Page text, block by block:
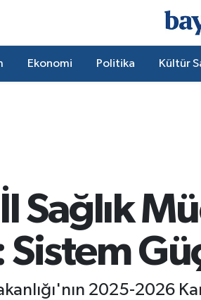
Ekonomi Politika Kültür
Sağlık
Sistem
2025-2026